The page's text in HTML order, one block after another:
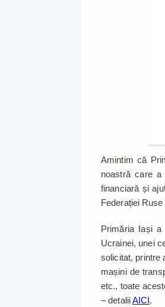
Amintim că
noastră care a
financiară și
Federației
Primăria Iași
Ucrainei, unei
solicitat, printre
mașini de
etc., toate
– detaliiAICI.